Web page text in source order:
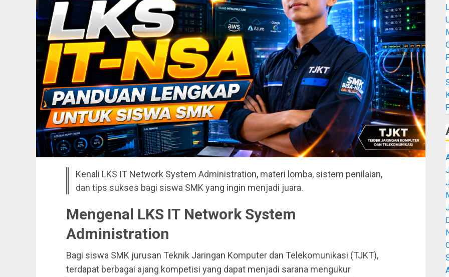
Kenali LKS IT Network System Administration, materi lomba, sistem penilaian,
dan tips sukses bagi siswa SMK yang ingin menjadi juara.
Mengenal LKS IT Network System
Administration
Bagi siswa SMK jurusan Teknik Jaringan Komputer dan Telekomunikasi (TJKT),
terdapat berbagai ajang kompetisi yang dapat menjadi sarana mengukur